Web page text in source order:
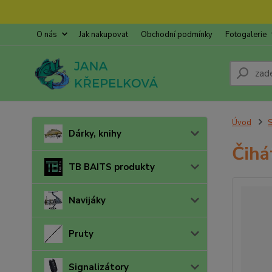
O nás Jak nakupovat Obchodní podmínky Fotogalerie
Dárky, knihy
TB BAITS produkty
Navijáky
Pruty
Signalizátory
Úvod